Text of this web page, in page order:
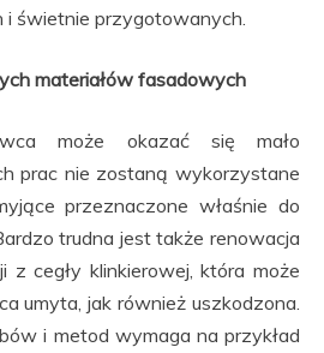
i świetnie przygotowanych.
materiałów fasadowych
może okazać się mało
prac nie zostaną wykorzystane
przeznaczone właśnie do
trudna jest także renowacja
z cegły klinkierowej, która może
umyta, jak również uszkodzona.
i metod wymaga na przykład